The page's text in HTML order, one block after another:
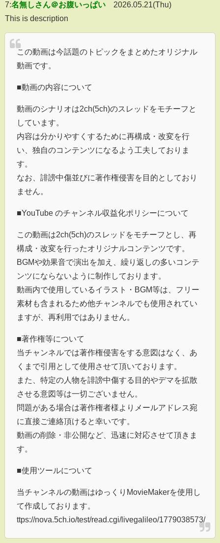
7:名無しさん＠お腹いっぱい
2026.05.21(Thu)
This is description
この動画は今話題のトピックをまとめたオリジナル
動画です。
■動画の内容について
動画のシナリオは2ch(5ch)のスレッドをモチーフと
しています。
内容は分かりやすくするために再構成・改変を行
い、独自のコンテンツになるよう工夫しておりま
す。
なお、誹謗中傷並びに著作権侵害を目的としており
ません。
■YouTube のチャンネル収益化ポリシーについて
この動画は2ch(5ch)のスレッドをモチーフとし、再
構成・改変を行ったオリジナルコンテンツです。
BGMや効果音で演出を加え、繰り返しの多いコンテ
ンツにならないように制作しております。
動画内で使用しているイラスト・BGM等は、フリー
素材も含まれるため他チャンネルでも使用されてい
ますが、再利用ではありません。
■著作権等について
当チャンネルでは著作権侵害をする意図はなく、あ
くまで引用として使用させて頂いております。
また、特定の人物を誹謗中傷する目的やデマを拡散
させる意図等は一切ございません。
問題がある場合は著作権者様よりメールアドレス宛
に直接ご連絡頂けると幸いです。
動画の削除・非公開など、迅速に対応させて頂きま
す。
■使用ツールについて
当チャンネルの動画はゆっくりMovieMakerを使用し
て作成しております。
ttps://nova.5ch.io/test/read.cgi/livegalileo/1779038573/